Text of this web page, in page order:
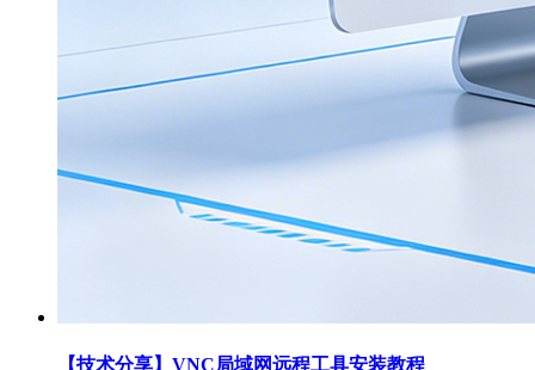
【技术分享】VNC局域网远程工具安装教程